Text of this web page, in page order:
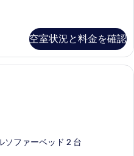
空室状況と料金を確認
デラックスルーム6 禁煙 | セーフテ
ソファーベッド 2 台